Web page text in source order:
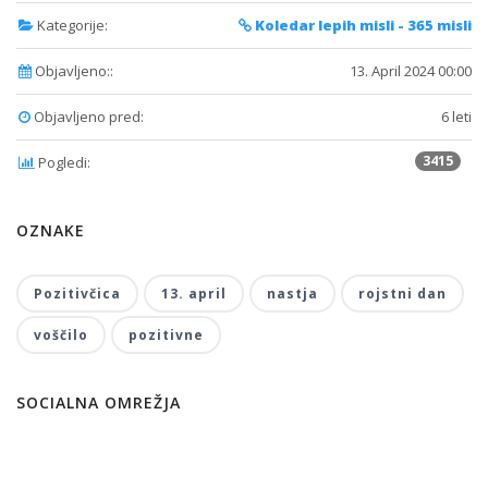
Kategorije: Koledar lepih misli - 365 misli
Objavljeno:: 13. April 2024 00:00
Objavljeno pred: 6 leti
Pogledi: 3415
OZNAKE
Pozitivčica 13. april nastja rojstni dan
voščilo pozitivne
SOCIALNA OMREŽJA